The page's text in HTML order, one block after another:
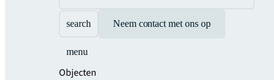
search Neem contact met ons op
menu
Objecten